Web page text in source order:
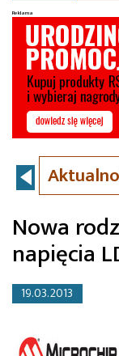
Nowa
napięcia
19.03.2013